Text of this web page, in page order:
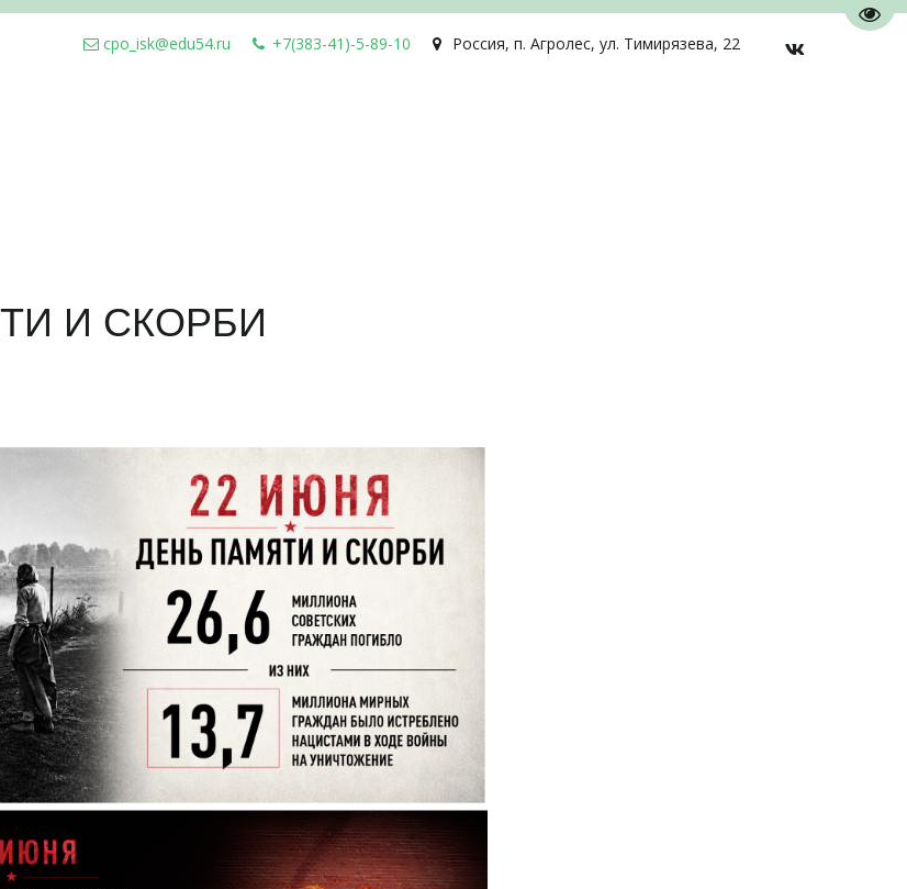
Россия, п. Агролес, ул. Тимирязева, 22
+7(383-41)-5-89-10
cpo_isk@edu54.ru
И СКОРБИ